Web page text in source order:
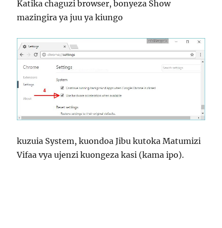
Katika chaguzi browser, bonyeza Show
mazingira ya juu ya kiungo
kuzuia System, kuondoa Jibu kutoka Matumizi
Vifaa vya ujenzi kuongeza kasi (kama ipo).